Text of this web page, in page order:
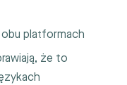
platformach
że to